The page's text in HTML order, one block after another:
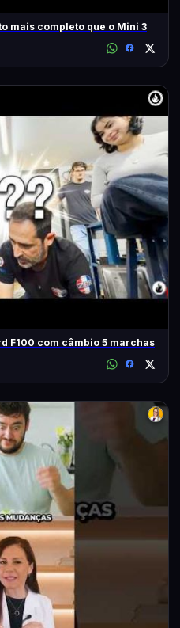
mais completo que o Mini 3
F100 com câmbio 5 marchas